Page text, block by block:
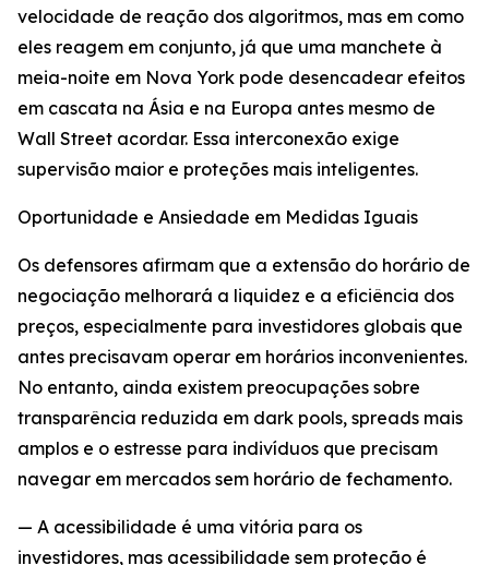
velocidade de reação dos algoritmos, mas em como
eles reagem em conjunto, já que uma manchete à
meia-noite em Nova York pode desencadear efeitos
em cascata na Ásia e na Europa antes mesmo de
Wall Street acordar. Essa interconexão exige
supervisão maior e proteções mais inteligentes.
Oportunidade e Ansiedade em Medidas Iguais
Os defensores afirmam que a extensão do horário de
negociação melhorará a liquidez e a eficiência dos
preços, especialmente para investidores globais que
antes precisavam operar em horários inconvenientes.
No entanto, ainda existem preocupações sobre
transparência reduzida em dark pools, spreads mais
amplos e o estresse para indivíduos que precisam
navegar em mercados sem horário de fechamento.
— A acessibilidade é uma vitória para os
investidores, mas acessibilidade sem proteção é